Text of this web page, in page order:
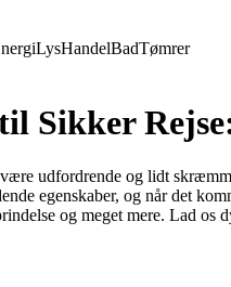
LysHandelBadTømrer
Sikker
udfordrende og lidt
egenskaber, og når det
og meget mere. Lad os